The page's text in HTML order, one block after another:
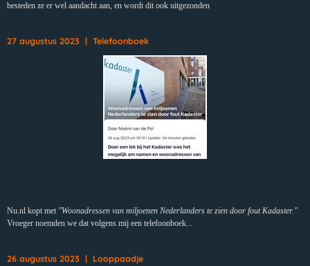
besteden ze er wel aandacht aan, en wordt dit ook uitgezonden
27 augustus 2023 | Telefoonboek
Nu.nl kopt met "Woonadressen van miljoenen Nederlanders te zien door fout Kadaster."
Vroeger noemden we dat volgens mij een telefoonboek...
26 augustus 2023 | Looppaadje